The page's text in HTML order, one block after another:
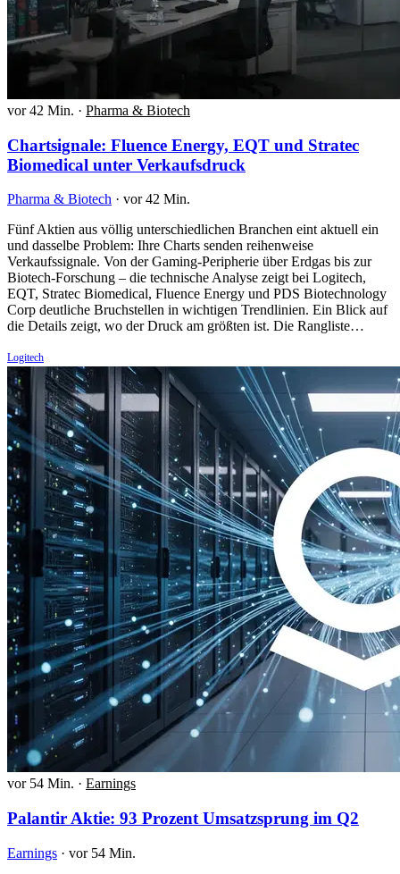
vor 42 Min. · Pharma & Biotech
Chartsignale: Fluence Energy, EQT und Stratec
Biomedical unter Verkaufsdruck
Pharma & Biotech · vor 42 Min.
Fünf Aktien aus völlig unterschiedlichen Branchen eint aktuell ein
und dasselbe Problem: Ihre Charts senden reihenweise
Verkaufssignale. Von der Gaming-Peripherie über Erdgas bis zur
Biotech-Forschung – die technische Analyse zeigt bei Logitech,
EQT, Stratec Biomedical, Fluence Energy und PDS Biotechnology
Corp deutliche Bruchstellen in wichtigen Trendlinien. Ein Blick auf
die Details zeigt, wo der Druck am größten ist. Die Rangliste…
Logitech
vor 54 Min. · Earnings
Palantir Aktie: 93 Prozent Umsatzsprung im Q2
Earnings · vor 54 Min.